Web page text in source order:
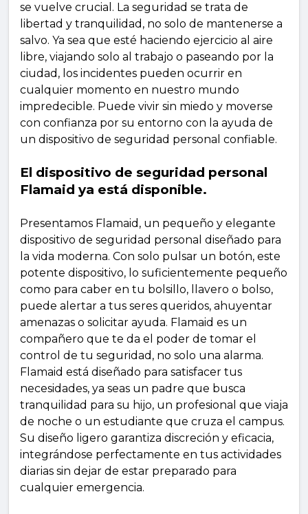
se vuelve crucial. La seguridad se trata de
libertad y tranquilidad, no solo de mantenerse a
salvo. Ya sea que esté haciendo ejercicio al aire
libre, viajando solo al trabajo o paseando por la
ciudad, los incidentes pueden ocurrir en
cualquier momento en nuestro mundo
impredecible. Puede vivir sin miedo y moverse
con confianza por su entorno con la ayuda de
un dispositivo de seguridad personal confiable.
El dispositivo de seguridad personal
Flamaid ya está disponible.
Presentamos Flamaid, un pequeño y elegante
dispositivo de seguridad personal diseñado para
la vida moderna. Con solo pulsar un botón, este
potente dispositivo, lo suficientemente pequeño
como para caber en tu bolsillo, llavero o bolso,
puede alertar a tus seres queridos, ahuyentar
amenazas o solicitar ayuda. Flamaid es un
compañero que te da el poder de tomar el
control de tu seguridad, no solo una alarma.
Flamaid está diseñado para satisfacer tus
necesidades, ya seas un padre que busca
tranquilidad para su hijo, un profesional que viaja
de noche o un estudiante que cruza el campus.
Su diseño ligero garantiza discreción y eficacia,
integrándose perfectamente en tus actividades
diarias sin dejar de estar preparado para
cualquier emergencia.